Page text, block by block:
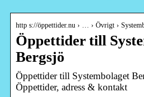
http s://öppettider.nu › … › Övrigt ›
Öppettider till
Bergsjö
Öppettider till Systembolaget
Öppettider, adress & kontakt